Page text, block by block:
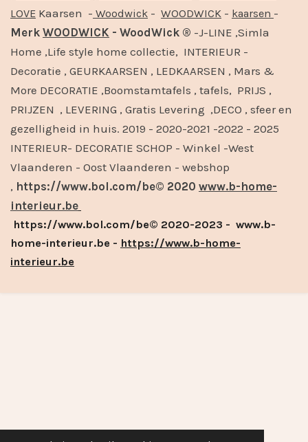
LOVE Kaarsen - Woodwick - WOODWICK - kaarsen -
Merk WOODWICK - WoodWick ® -J-LINE ,Simla
Home ,Life style home collectie, INTERIEUR -
Decoratie , GEURKAARSEN , LEDKAARSEN , Mars &
More DECORATIE ,Boomstamtafels , tafels, PRIJS ,
PRIJZEN , LEVERING , Gratis Levering ,DECO , sfeer en
gezelligheid in huis. 2019 - 2020-2021 -2022 - 2025
INTERIEUR- DECORATIE SCHOP - Winkel -West
Vlaanderen - Oost Vlaanderen - webshop
, https://www.bol.com/be© 2020 www.b-home-
interieur.be
https://www.bol.com/be© 2020-2023 - www.b-
home-interieur.be - https://www.b-home-
interieur.be